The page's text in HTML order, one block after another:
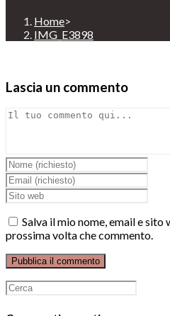
Home>
IMG_E3898
Lascia un commento
Comment
Inserisci
il
tuo
nome
o
nome
utente
per
commentare
Inserisci
il
tuo
indirizzo
email
per
commentare
Enter
your
website
URL
Salva il mio nome, email e
prossima volta che commento.
Ricerca
per: